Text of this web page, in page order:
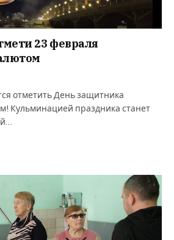
23 февраля
отметить День защитника
Кульминацией праздника станет